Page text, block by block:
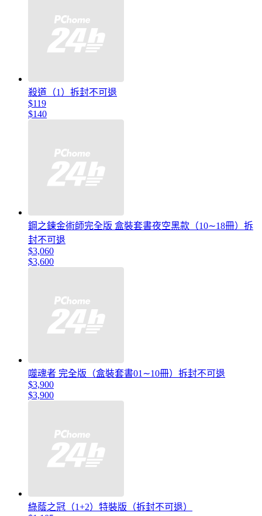
殺道（1）拆封不可退
$119
$140
鋼之鍊⾦術師完全版 盒裝套書夜空⿊款（10∼18冊）拆
封不可退
$3,060
$3,600
噬魂者 完全版（盒裝套書01∼10冊）拆封不可退
$3,900
$3,900
綠蔭之冠（1+2）特裝版（拆封不可退）